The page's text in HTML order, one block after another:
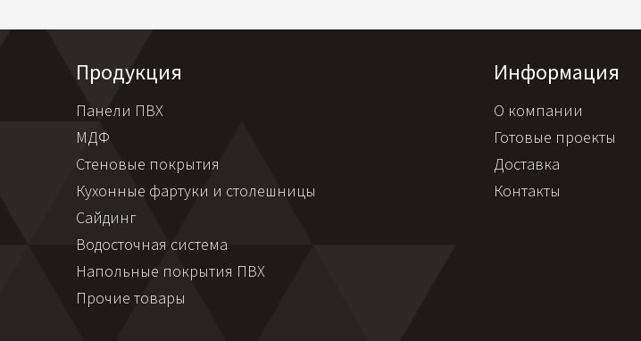
Продукция
Панели ПВХ
МДФ
Стеновые покрытия
Кухонные фартуки и столешницы
Сайдинг
Водосточная система
Напольные покрытия ПВХ
Прочие товары
Информация
О компании
Готовые проекты
Доставка
Контакты